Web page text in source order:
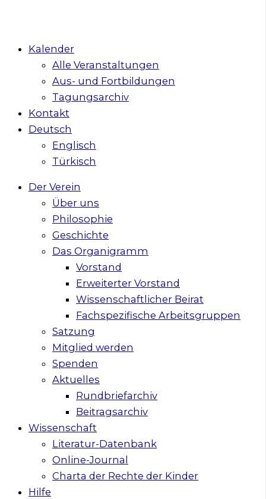
Kalender
Alle Veranstaltungen
Aus- und Fortbildungen
Tagungsarchiv
Kontakt
Deutsch
Englisch
Türkisch
Der Verein
Über uns
Philosophie
Geschichte
Das Organigramm
Vorstand
Erweiterter Vorstand
Wissenschaftlicher Beirat
Fachspezifische Arbeitsgruppen
Satzung
Mitglied werden
Spenden
Aktuelles
Rundbriefarchiv
Beitragsarchiv
Wissenschaft
Literatur-Datenbank
Online-Journal
Charta der Rechte der Kinder
Hilfe